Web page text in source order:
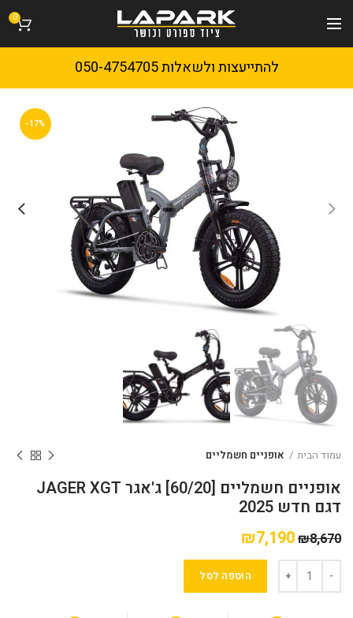
0
להתייעצות ולשאלות 050-4754705
-17%
עמוד הבית אופניים חשמליים
אופניים חשמליים [60/20] ג'אגר JAGER XGT
דגם חדש 2025
₪8,670
₪7,190
הוספה לסל